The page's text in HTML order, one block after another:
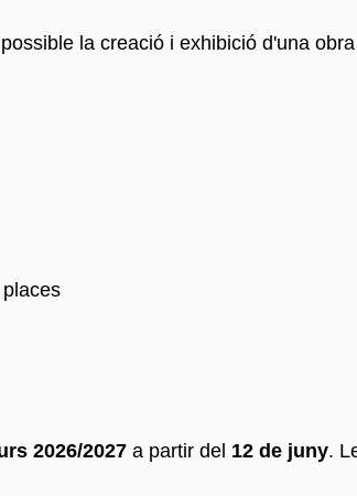
la creació i exhibició d'una
2026/2027 a partir del 12 de juny.